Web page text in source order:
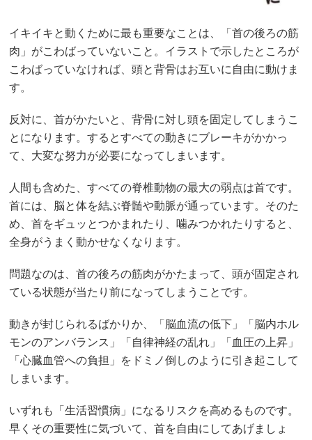
イキイキと動くために最も重要なことは、「首の後ろの筋
肉」がこわばっていないこと。イラストで示したところが
こわばっていなければ、頭と背骨はお互いに自由に動けま
す。
反対に、首がかたいと、背骨に対し頭を固定してしまうこ
とになります。するとすべての動きにブレーキがかかっ
て、大変な努力が必要になってしまいます。
人間も含めた、すべての脊椎動物の最大の弱点は首です。
首には、脳と体を結ぶ脊髄や動脈が通っています。そのた
め、首をギュッとつかまれたり、噛みつかれたりすると、
全身がうまく動かせなくなります。
問題なのは、首の後ろの筋肉がかたまって、頭が固定され
ている状態が当たり前になってしまうことです。
動きが封じられるばかりか、「脳血流の低下」「脳内ホル
モンのアンバランス」「自律神経の乱れ」「血圧の上昇」
「心臓血管への負担」をドミノ倒しのように引き起こして
しまいます。
いずれも「生活習慣病」になるリスクを高めるものです。
早くその重要性に気づいて、首を自由にしてあげましょ